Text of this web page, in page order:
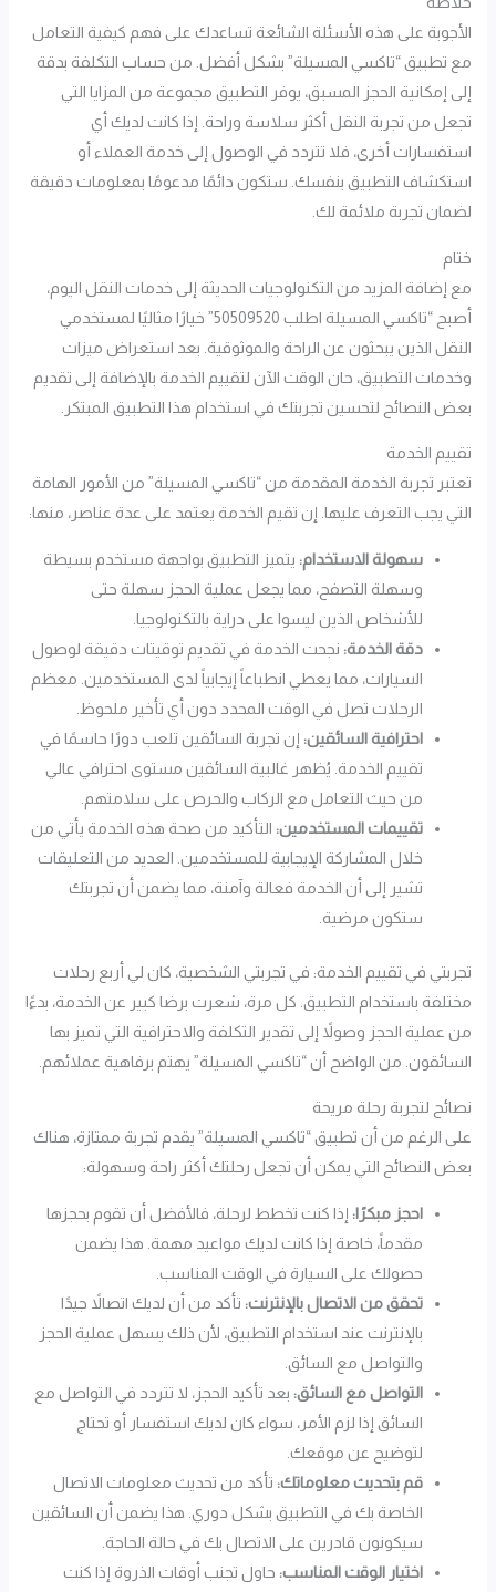
الأجوبة على هذه الأسئلة الشائعة تساعدك على فهم كيفية التعامل
مع تطبيق “تاكسي المسيلة” بشكل أفضل. من حساب التكلفة بدقة
إلى إمكانية الحجز المسبق، يوفر التطبيق مجموعة من المزايا التي
تجعل من تجربة النقل أكثر سلاسة وراحة. إذا كانت لديك أي
استفسارات أخرى، فلا تتردد في الوصول إلى خدمة العملاء أو
استكشاف التطبيق بنفسك. ستكون دائمًا مدعومًا بمعلومات دقيقة
لضمان تجربة ملائمة لك.
ختام
مع إضافة المزيد من التكنولوجيات الحديثة إلى خدمات النقل اليوم،
أصبح “تاكسي المسيلة اطلب 50509520” خيارًا مثاليًا لمستخدمي
النقل الذين يبحثون عن الراحة والموثوقية. بعد استعراض ميزات
وخدمات التطبيق، حان الوقت الآن لتقييم الخدمة بالإضافة إلى تقديم
بعض النصائح لتحسين تجربتك في استخدام هذا التطبيق المبتكر.
تقييم الخدمة
تعتبر تجربة الخدمة المقدمة من “تاكسي المسيلة” من الأمور الهامة
التي يجب التعرف عليها. إن تقيم الخدمة يعتمد على عدة عناصر، منها:
سهولة الاستخدام: يتميز التطبيق بواجهة مستخدم بسيطة
وسهلة التصفح، مما يجعل عملية الحجز سهلة حتى
للأشخاص الذين ليسوا على دراية بالتكنولوجيا.
دقة الخدمة: نجحت الخدمة في تقديم توقيتات دقيقة لوصول
السيارات، مما يعطي انطباعاً إيجابياً لدى المستخدمين. معظم
الرحلات تصل في الوقت المحدد دون أي تأخير ملحوظ.
احترافية السائقين: إن تجربة السائقين تلعب دورًا حاسمًا في
تقييم الخدمة. يُظهر غالبية السائقين مستوى احترافي عالي
من حيث التعامل مع الركاب والحرص على سلامتهم.
تقييمات المستخدمين: التأكيد من صحة هذه الخدمة يأتي من
خلال المشاركة الإيجابية للمستخدمين. العديد من التعليقات
تشير إلى أن الخدمة فعالة وآمنة، مما يضمن أن تجربتك
ستكون مرضية.
تجربتي في تقييم الخدمة: في تجربتي الشخصية، كان لي أربع رحلات
مختلفة باستخدام التطبيق. كل مرة، شعرت برضا كبير عن الخدمة، بدءًا
من عملية الحجز وصولاً إلى تقدير التكلفة والاحترافية التي تميز بها
السائقون. من الواضح أن “تاكسي المسيلة” يهتم برفاهية عملائهم.
نصائح لتجربة رحلة مريحة
على الرغم من أن تطبيق “تاكسي المسيلة” يقدم تجربة ممتازة، هناك
بعض النصائح التي يمكن أن تجعل رحلتك أكثر راحة وسهولة:
احجز مبكرًا: إذا كنت تخطط لرحلة، فالأفضل أن تقوم بحجزها
مقدماً، خاصة إذا كانت لديك مواعيد مهمة. هذا يضمن
حصولك على السيارة في الوقت المناسب.
تحقق من الاتصال بالإنترنت: تأكد من أن لديك اتصالاً جيدًا
بالإنترنت عند استخدام التطبيق، لأن ذلك يسهل عملية الحجز
والتواصل مع السائق.
التواصل مع السائق: بعد تأكيد الحجز، لا تتردد في التواصل مع
السائق إذا لزم الأمر، سواء كان لديك استفسار أو تحتاج
لتوضيح عن موقعك.
قم بتحديث معلوماتك: تأكد من تحديث معلومات الاتصال
الخاصة بك في التطبيق بشكل دوري. هذا يضمن أن السائقين
سيكونون قادرين على الاتصال بك في حالة الحاجة.
اختيار الوقت المناسب: حاول تجنب أوقات الذروة إذا كنت